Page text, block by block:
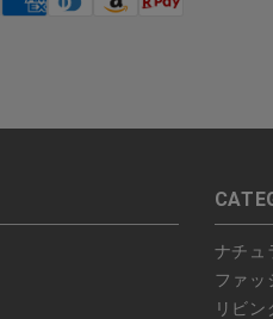
ナチュ
ファッ
リビン